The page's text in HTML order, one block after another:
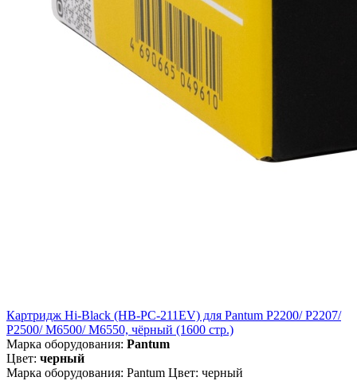
Картридж Hi-Black (HB-PC-211EV) для Pantum P2200/ P2207/
P2500/ M6500/ M6550, чёрный (1600 стр.)
Марка оборудования: Pantum
Цвет: черный
Марка оборудования: Pantum Цвет: черный